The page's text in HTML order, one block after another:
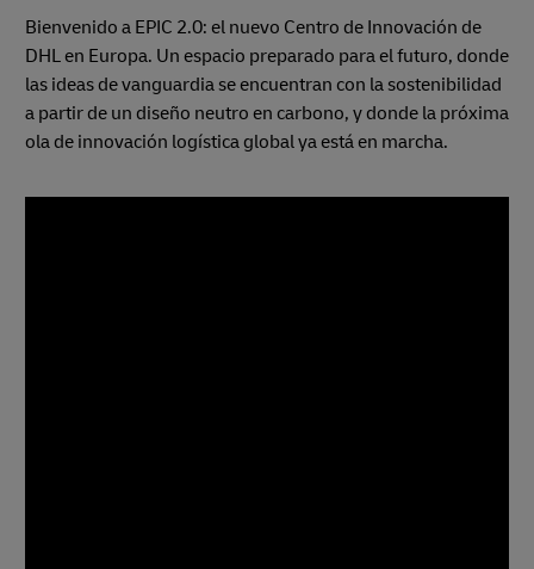
Bienvenido a EPIC 2.0: el nuevo Centro de Innovación de
DHL en Europa. Un espacio preparado para el futuro, donde
las ideas de vanguardia se encuentran con la sostenibilidad
a partir de un diseño neutro en carbono, y donde la próxima
ola de innovación logística global ya está en marcha.